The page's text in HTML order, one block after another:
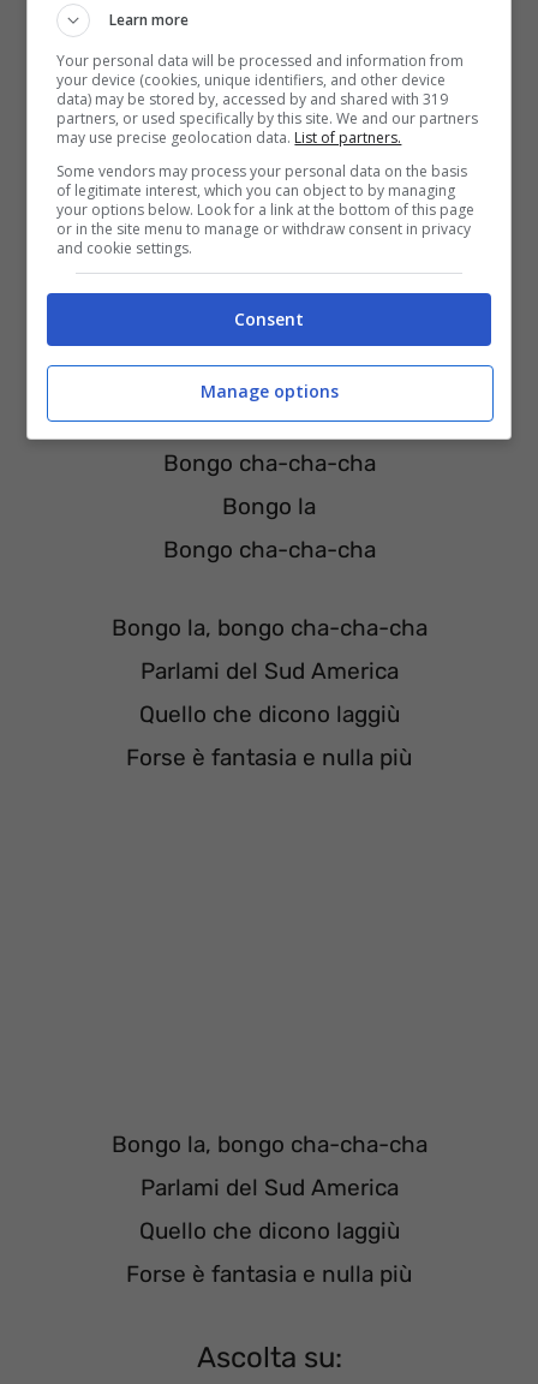
Forse è fantasia e nulla più
Bongo la
Bongo cha-cha-cha
Bongo la
Bongo cha-cha-cha
Bongo la, bongo cha-cha-cha
Parlami del Sud America
Quello che dicono laggiù
Forse è fantasia e nulla più
Bongo la, bongo cha-cha-cha
Parlami del Sud America
Quello che dicono laggiù
Forse è fantasia e nulla più
Ascolta su:
Learn more
Your personal data will be processed and information from
your device (cookies, unique identifiers, and other device
data) may be stored by, accessed by and shared with 319
partners, or used specifically by this site. We and our partners
may use precise geolocation data. List of partners.
Some vendors may process your personal data on the basis
of legitimate interest, which you can object to by managing
your options below. Look for a link at the bottom of this page
or in the site menu to manage or withdraw consent in privacy
and cookie settings.
Consent
Manage options